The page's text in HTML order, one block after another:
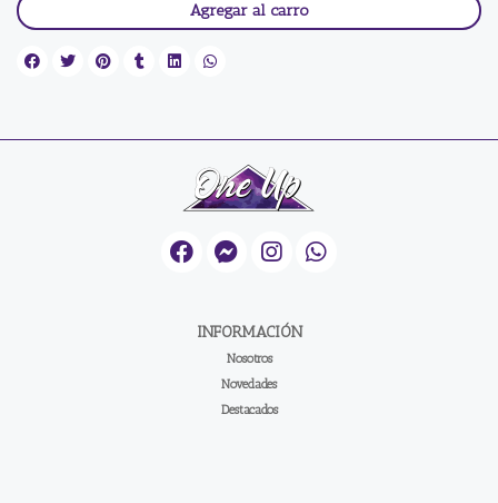
Agregar al carro
INFORMACIÓN
Nosotros
Novedades
Destacados